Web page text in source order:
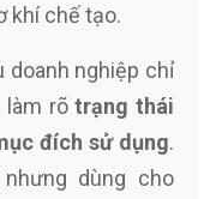
khí chế tạo.
doanh nghiệp chỉ
làm rõtrạng thái
đích sử dụng.
dùng cho